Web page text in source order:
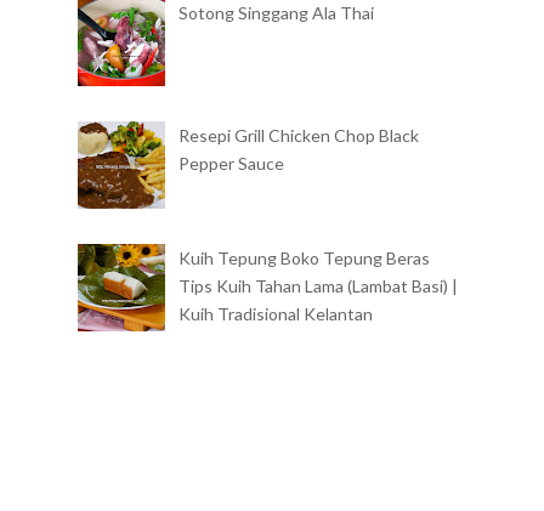
Sotong Singgang Ala Thai
Resepi Grill Chicken Chop Black
Pepper Sauce
Kuih Tepung Boko Tepung Beras
Tips Kuih Tahan Lama (Lambat Basi) |
Kuih Tradisional Kelantan